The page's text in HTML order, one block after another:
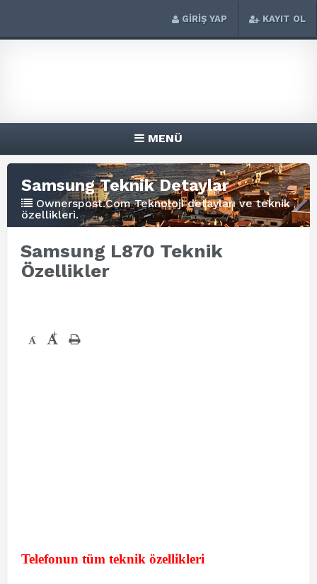
GİRİŞ YAP KAYIT OL
MENÜ
Samsung Teknik Detaylar
Ownerspost.Com Teknoloji detayları ve teknik
özellikleri.
Samsung L870 Teknik
Özellikler
- +
Telefonun tüm teknik özellikleri